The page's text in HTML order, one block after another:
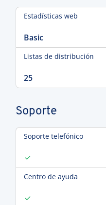
Estadísticas web
Basic
Listas de distribución
25
Soporte
Soporte telefónico
Centro de ayuda